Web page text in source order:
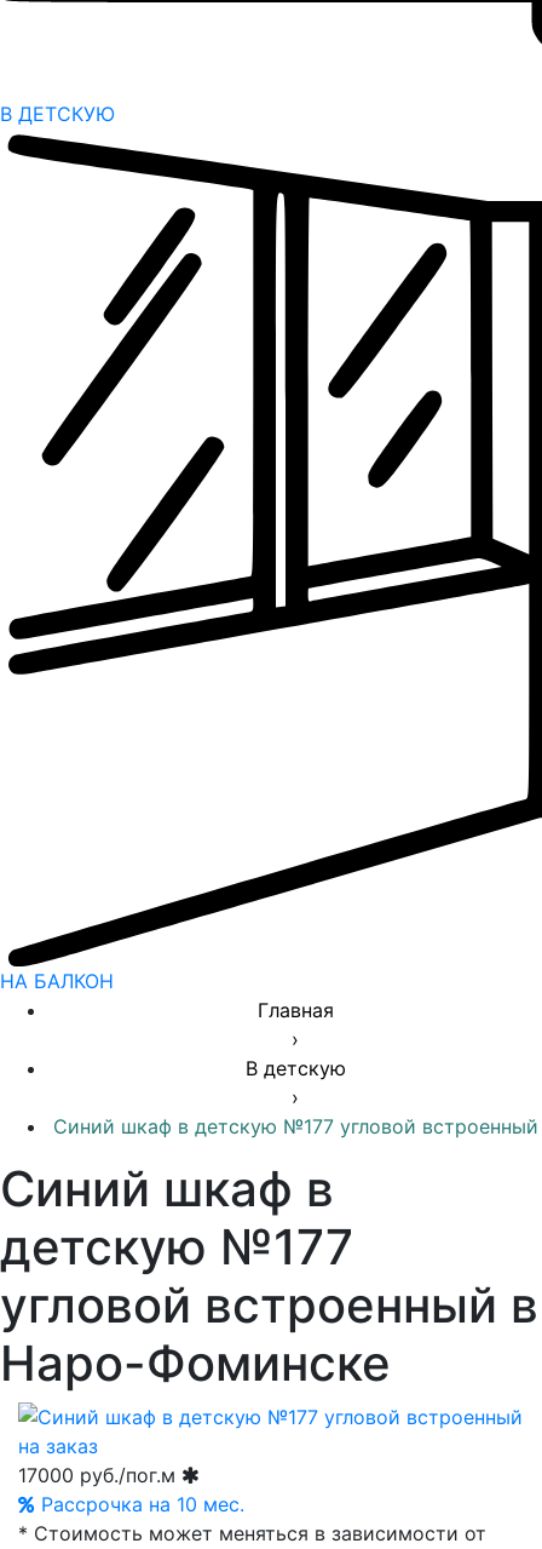
В ДЕТСКУЮ
НА БАЛКОН
Главная
›
В детскую
›
Синий шкаф в детскую №177 угловой встроенный
Синий шкаф в
детскую №177
угловой встроенный в
Наро-Фоминске
17000 руб./пог.м
Рассрочка на 10 мес.
* Стоимость может меняться в зависимости от